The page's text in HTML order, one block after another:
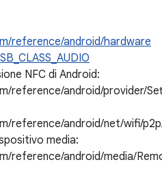
reference/android/hardware
NFC di Android:
reference/android/provider/
reference/android/net/wifi/
media:
reference/android/media/